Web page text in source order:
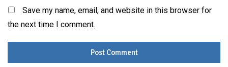
Save my name, email, and website in this browser for
the next time I comment.